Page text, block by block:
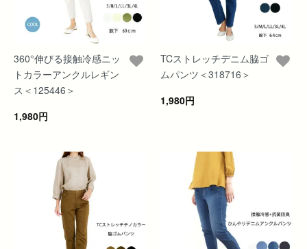
360°伸びる接触冷感ニッ
トカラーアンクルレギン
ス＜125446＞
1,980円
TCストレッチデニム脇ゴ
ムパンツ＜318716＞
1,980円